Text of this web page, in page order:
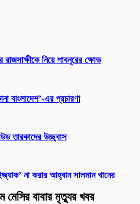
নিয়ে শাবনূরের ক্ষোভ
বাংলাদেশ’-এর প্রচারণা
তারকাদের উচ্ছ্বাস
না করার আহ্বান সালমান খানের
মেসির বাবার মৃত্যুর খবর